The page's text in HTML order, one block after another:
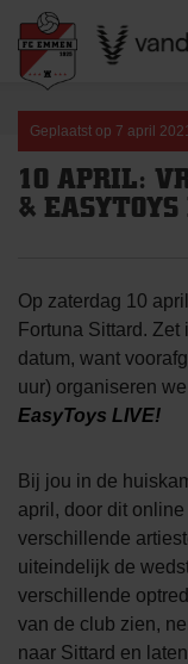
content
Geplaatst op 7 april 2021
10 APRIL:
&
Op zaterdag 10
Fortuna Sittard.
datum, want
uur) organiseren we
EasyToys LIVE!
Bij jou in de
april, door dit
verschillende
uiteindelijk de
verschillende
van de club zien,
naar Sittard en